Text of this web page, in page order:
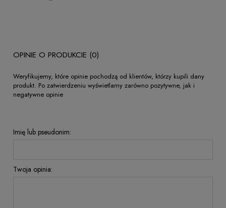
OPINIE O PRODUKCIE (0)
Weryfikujemy, które opinie pochodzą od klientów, którzy kupili dany
produkt. Po zatwierdzeniu wyświetlamy zarówno pozytywne, jak i
negatywne opinie
Imię lub pseudonim:
Twoja opinia: